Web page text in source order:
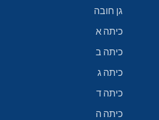
גן חובה
כיתה א
כיתה ב
כיתה ג
כיתה ד
כיתה ה